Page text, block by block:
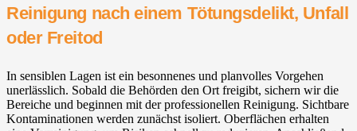
Reinigung nach einem Tötungsdelikt, Unfall
oder Freitod
In sensiblen Lagen ist ein besonnenes und planvolles Vorgehen
unerlässlich. Sobald die Behörden den Ort freigibt, sichern wir die
Bereiche und beginnen mit der professionellen Reinigung. Sichtbare
Kontaminationen werden zunächst isoliert. Oberflächen erhalten